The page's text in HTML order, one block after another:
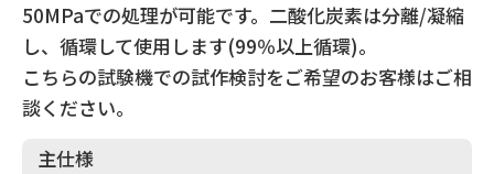
50MPaでの処理が可能です。二酸化炭素は分離/凝縮
し、循環して使用します(99％以上循環)。
こちらの試験機での試作検討をご希望のお客様はご相
談ください。
主仕様